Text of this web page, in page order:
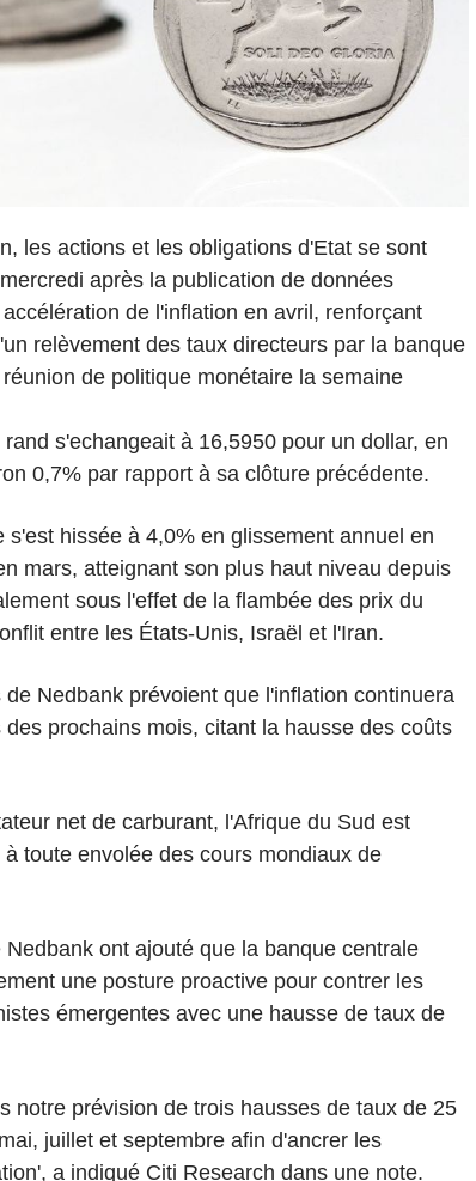
les actions et les obligations d'Etat se sont
après la publication de données
de l'inflation en avril, renforçant
relèvement des taux directeurs par la banque
de politique monétaire la semaine
s'echangeait à 16,5950 pour un dollar, en
0,7% par rapport à sa clôture précédente.
s'est hissée à 4,0% en glissement annuel en
mars, atteignant son plus haut niveau depuis
sous l'effet de la flambée des prix du
entre les États-Unis, Israël et l'Iran.
Nedbank prévoient que l'inflation continuera
prochains mois, citant la hausse des coûts
net de carburant, l'Afrique du Sud est
toute envolée des cours mondiaux de
ont ajouté que la banque centrale
une posture proactive pour contrer les
émergentes avec une hausse de taux de
notre prévision de trois hausses de taux de 25
juillet et septembre afin d'ancrer les
a indiqué Citi Research dans une note.